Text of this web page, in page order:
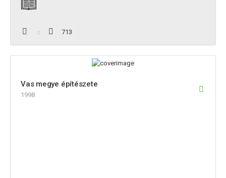
713
Vas megye építészete
1998